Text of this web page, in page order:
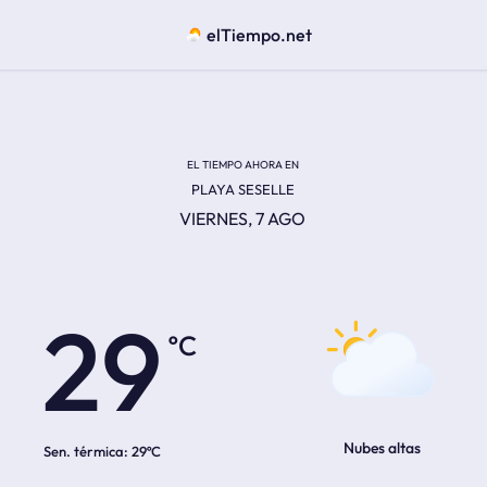
elTiempo.net
EL TIEMPO AHORA EN
PLAYA SESELLE
VIERNES, 7 AGO
29
Sen. térmica: 29ºC Nubes altas